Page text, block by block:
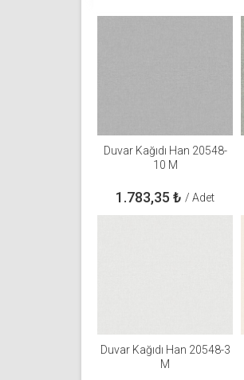
Duvar Kağıdı Han 20548-
10 M
1.783,35 ₺ / Adet
Duvar Kağıdı Han 20548-3
M